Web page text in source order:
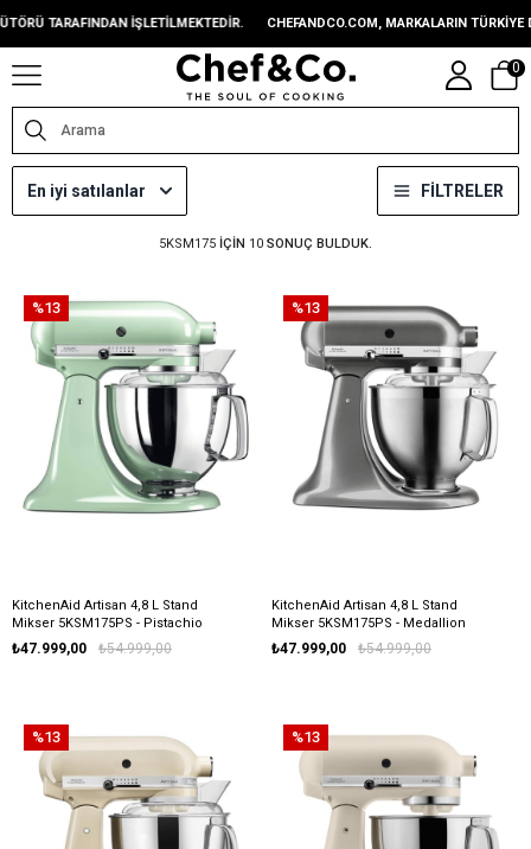
TARAFINDAN IŞLETILMEKTEDIR. CHEFANDCO.COM, MARKALARIN TÜRKIYE
0
En iyi satılanlar FILTRELER
5KSM175 IÇIN 10 SONUÇ BULDUK.
KitchenAid Artisan 4,8 L Stand
Mikser 5KSM175PS - Pistachio
₺47.999,00 ₺54.999,00
%13
KitchenAid Artisan 4,8 L Stand
Mikser 5KSM175PS - Medallion
Silver
₺47.999,00 ₺54.999,00
%13
%13 %13